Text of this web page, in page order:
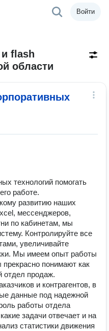
Войти
flash
области
технологий помогать
работе.
развитию наших
мессенджеров,
по кабинетам, мы
Контролируйте все
увеличивайте
Мы имеем опыт работы
понимают как
отдел продаж.
и контрагентов, в
данные под надежной
работы отдела
задачи отвечает и на
статистики движения